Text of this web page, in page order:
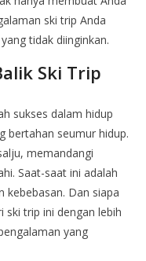
ski trip Anda
tidak diinginkan.
Ski Trip
sukses dalam hidup
bertahan seumur hidup.
memandangi
Saat-saat ini adalah
kebebasan. Dan siapa
ski trip ini dengan lebih
yang